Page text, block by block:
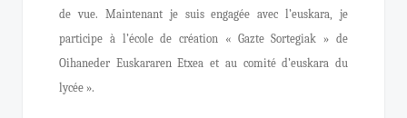
de vue. Maintenant je suis engagée avec l’euskara, je
participe à l’école de création « Gazte Sortegiak » de
Oihaneder Euskararen Etxea et au comité d’euskara du
lycée ».